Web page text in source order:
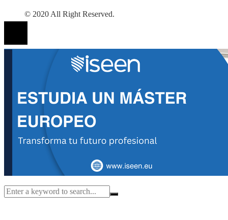
© 2020 All Right Reserved.